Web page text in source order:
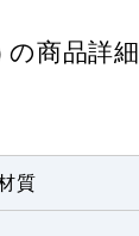
商品詳細
質